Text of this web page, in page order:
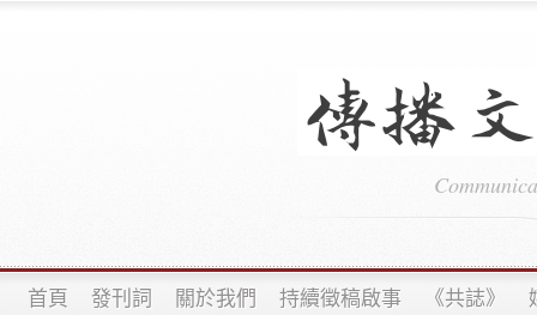
首頁 發刊詞 關於我們 持續徵稿啟事 《共誌》